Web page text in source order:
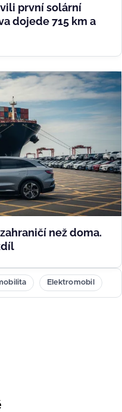
první solární
dojede 715 km a
než doma.
Elektromobil